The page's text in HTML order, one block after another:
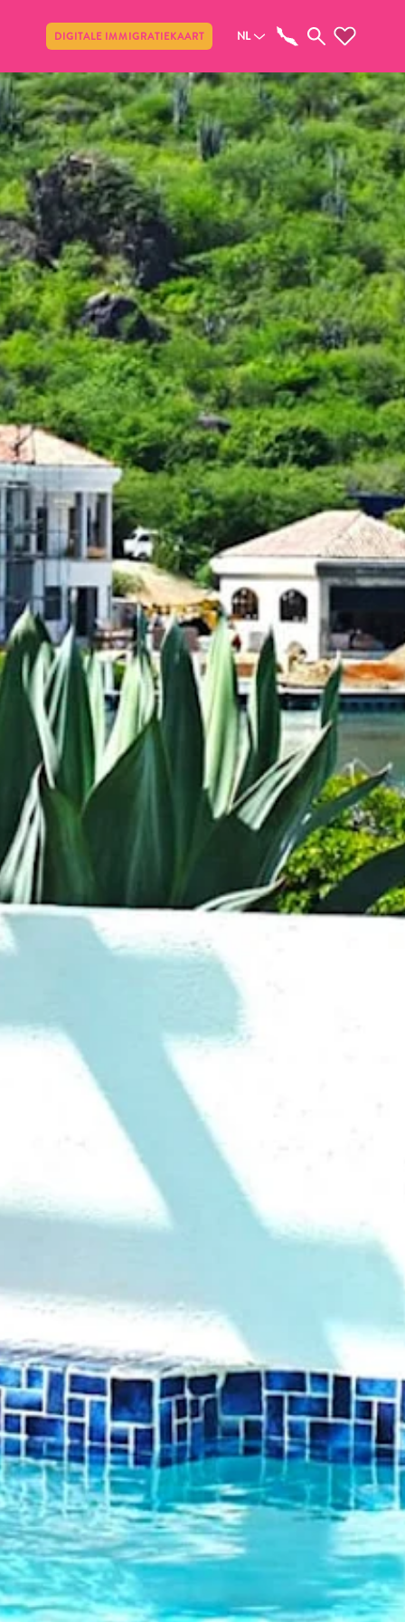
DIGITALE IMMIGRATIEKAART NL Delen